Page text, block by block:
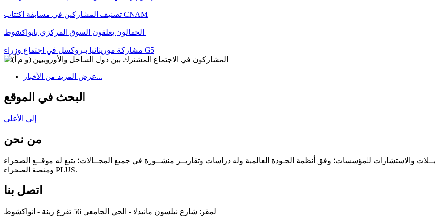
تصنيف المشاركين في مسابقة اكتتاب CNAM
مشاركة موريتانيا ببروكسل في اجتماع وزراء G5
عرض المزيد من الأخبار...
البحث في الموقع
إلى الأعلى
من نحن
والاستشارات للمؤسسات؛ وفق أنظمة الجـودة العالمية وله دراسات وتقاريــر منشــورة في جميع المجــالات؛ يتبع له موقــع الصحراء
ومنصة الصحراء PLUS.
اتصل بنا